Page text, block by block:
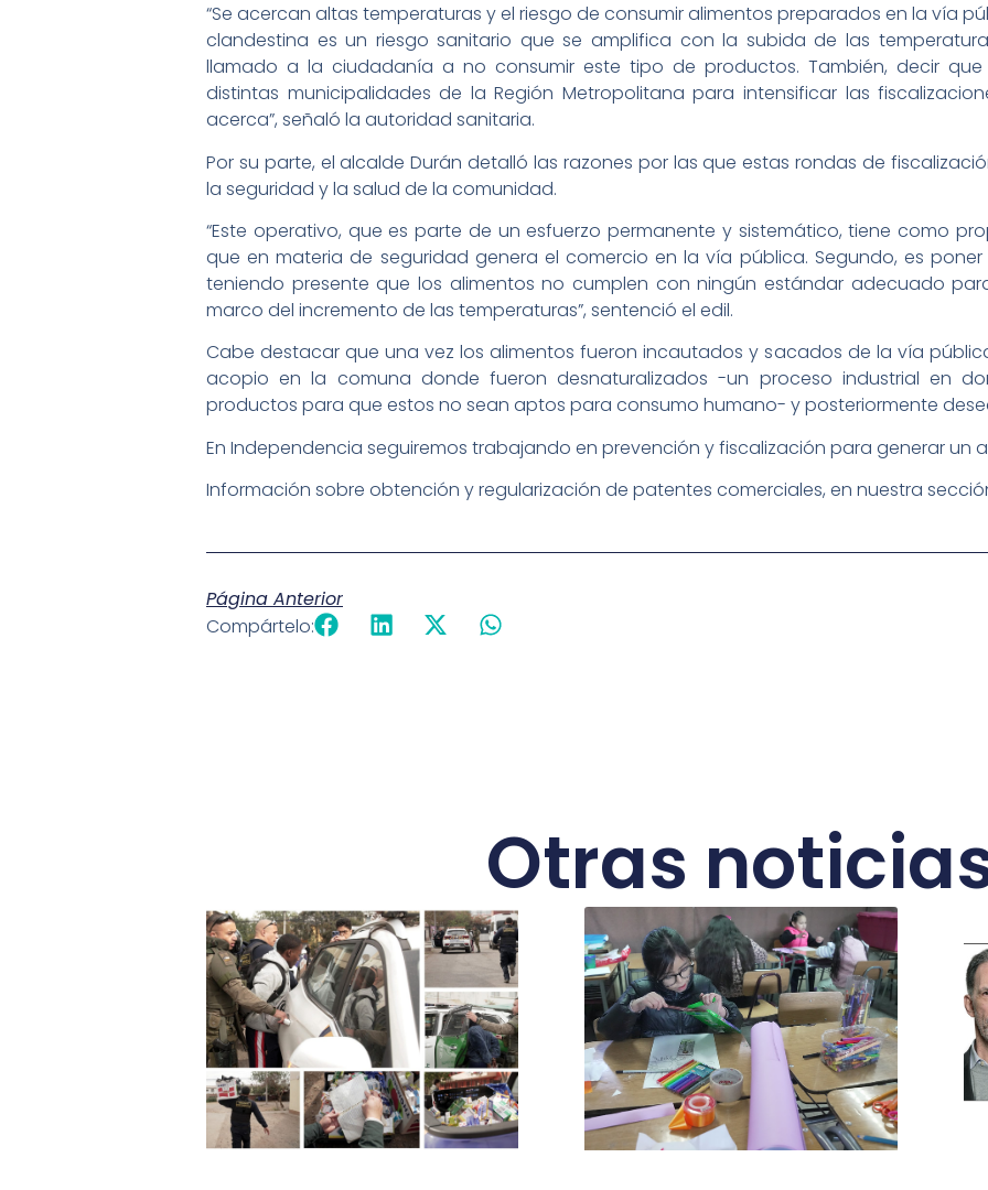
“Se acercan altas temperaturas y el riesgo de consumir alimentos preparados en la vía
clandestina es un riesgo sanitario que se amplifica con la subida de las
llamado a la ciudadanía a no consumir este tipo de productos. También, decir
distintas municipalidades de la Región Metropolitana para intensificar las
acerca”, señaló la autoridad sanitaria.
Por su parte, el alcalde Durán detalló las razones por las que estas rondas de
la seguridad y la salud de la comunidad.
“Este operativo, que es parte de un esfuerzo permanente y sistemático, tiene como
que en materia de seguridad genera el comercio en la vía pública. Segundo, es
teniendo presente que los alimentos no cumplen con ningún estándar adecuado
marco del incremento de las temperaturas”, sentenció el edil.
Cabe destacar que una vez los alimentos fueron incautados y sacados de la vía
acopio en la comuna donde fueron desnaturalizados -un proceso industrial en
productos para que estos no sean aptos para consumo humano- y posteriormente
En Independencia seguiremos trabajando en prevención y fiscalización para generar un
Información sobre obtención y regularización de patentes comerciales, en nuestra
Página Anterior
Compártelo:
Otras